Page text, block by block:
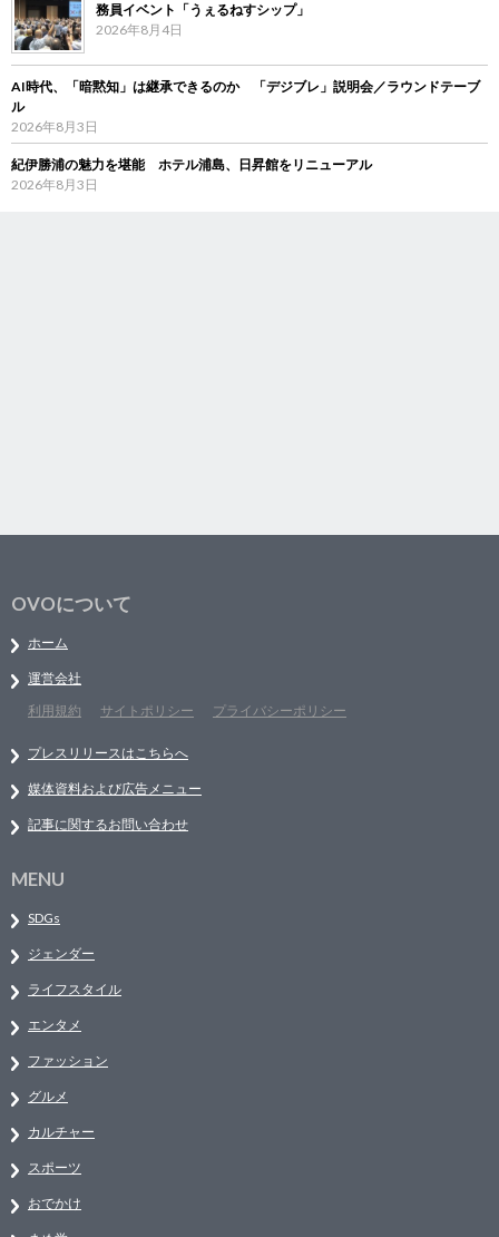
務員イベント「うぇるねすシップ」
2026年8月4日
AI時代、「暗黙知」は継承できるのか 「デジブレ」説明会／ラウンドテーブ
ル
2026年8月3日
紀伊勝浦の魅力を堪能 ホテル浦島、日昇館をリニューアル
2026年8月3日
OVOについて
ホーム
運営会社
利用規約
サイトポリシー プライバシーポリシー
プレスリリースはこちらへ
媒体資料および広告メニュー
記事に関するお問い合わせ
MENU
SDGs
ジェンダー
ライフスタイル
エンタメ
ファッション
グルメ
カルチャー
スポーツ
おでかけ